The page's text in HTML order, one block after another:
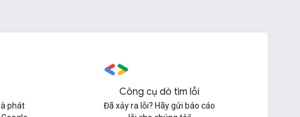
phát
Công cụ dò tìm lỗi
Đã xảy ra lỗi? Hãy gửi báo cáo